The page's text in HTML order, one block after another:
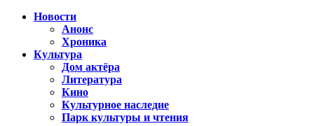
Новости
Анонс
Хроника
Культура
Дом актёра
Литература
Кино
Культурное наследие
Парк культуры и чтения